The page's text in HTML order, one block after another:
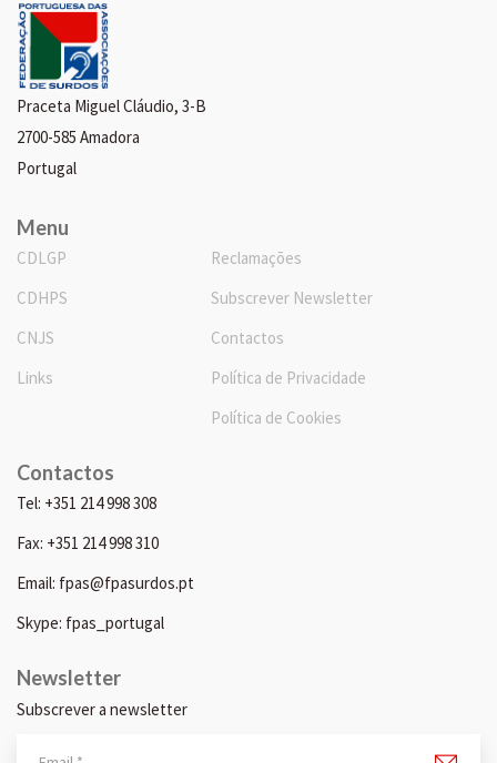
Praceta Miguel Cláudio, 3-B
2700-585 Amadora
Portugal
Menu
CDLGP
CDHPS
CNJS
Links
Reclamações
Subscrever Newsletter
Contactos
Política de Privacidade
Política de Cookies
Contactos
Tel: +351 214 998 308
Fax: +351 214 998 310
Email: fpas@fpasurdos.pt
Skype: fpas_portugal
Newsletter
Subscrever a newsletter